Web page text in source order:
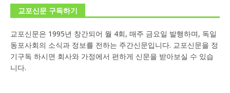
교포신문 구독하기
교포신문은 1995년 창간되어 월 4회, 매주 금요일 발행하며, 독일
동포사회의 소식과 정보를 전하는 주간신문입니다. 교포신문을 정
기구독 하시면 회사와 가정에서 편하게 신문을 받아보실 수 있습
니다.